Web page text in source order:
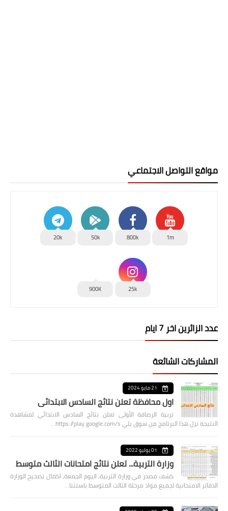
مواقع التواصل الاجتماعي
1m
800k
50k
20k
25k
900K
عدد الزائرين اخر 7 ايام
المشاركات الشائعة
21 مايو 2024
اول محافظة تعلن نتائج السادس الابتدائي
تربية الرصافة الأولى تعلن نتائج السادس الابتدائي لمشاهدة
النتيجة نزل هذا البرنامج من سوق بلي https://play.google.com/s…
01 يوليو 2022
وزارة التربية... تعلن نتائج امتحانات الثالث متوسط
كشف مصدر في وزارة التربية، اليوم الجمعة، اكمال تصحيح الوزارة
الدفاتر الامتحانية لجميع مواد مرحلة الثالث المتوسط باستثنا…